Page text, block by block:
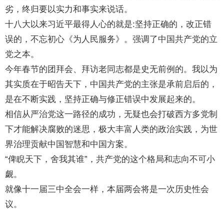
劣，终归要以实力和事实来说话。
十八大以来习近平最得人心的就是:坚持正确的，改正错
误的，不忘初心《为人民服务》。强调了中国共产党的立
党之本。
今年春节的团拜会、拜访老同志都是史无前例的。我以为
其实质在于昭告天下，中国共产党的主张是承前启后的，
是在不断实践，坚持正确与修正错误中发展起来的。
相信从严治党这一路径的成功，无疑也会打破西方多党制
下才能解决腐败的迷思，极大丰富人类的政治实践，为世
界治理贡献中国智慧和中国方案。
“俾睨天下，舍我其谁”，共产党的这个格局和志向不可小
觑。
就像十一届三中全会一样，本届两会将是一次历史性会
议。